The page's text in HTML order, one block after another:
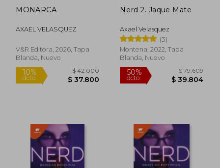
MONARCA
AXAEL VELASQUEZ
V&r Editora, 2026, Tapa
Blanda, Nuevo
10%
dcto. $ 37.800
Nerd 2. Jaque Mate
Axael Velasquez
(3)
Montena, 2022, Tapa
Blanda, Nuevo
50%
dcto.